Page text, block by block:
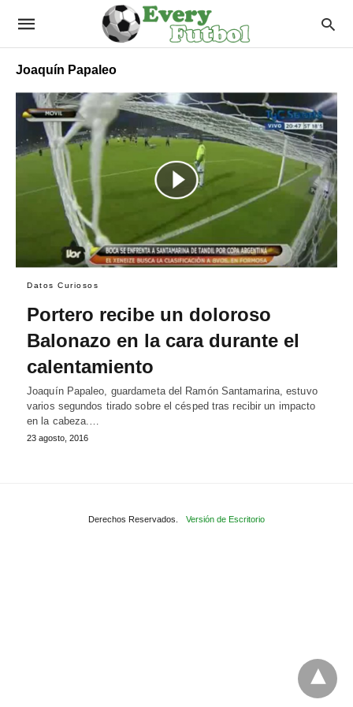
Joaquín Papaleo
Datos Curiosos
Portero recibe un doloroso
Balonazo en la cara durante el
calentamiento
Joaquín Papaleo, guardameta del Ramón Santamarina, estuvo
varios segundos tirado sobre el césped tras recibir un impacto
en la cabeza.…
23 agosto, 2016
Derechos Reservados. Versión de Escritorio